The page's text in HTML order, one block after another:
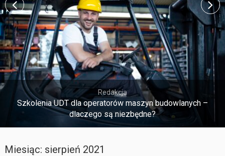
Redakcja
Szkolenia UDT dla operatorów maszyn budowlanych –
dlaczego są niezbędne?
Miesiąc: sierpień 2021